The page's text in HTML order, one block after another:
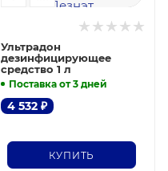
Ультрадон
дезинфицирующее
средство 1 л
Поставка от 3 дней
4 532₽
КУПИТЬ